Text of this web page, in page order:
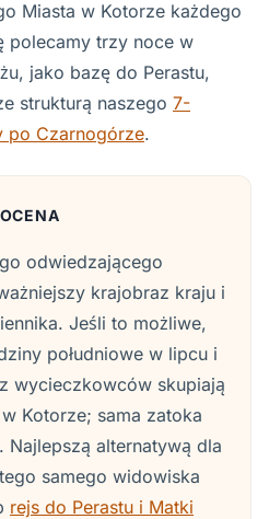
Miasta w Kotorze każdego
polecamy trzy noce w
jako bazę do Perastu,
strukturą naszego 7-
po Czarnogórze.
odwiedzającego
krajobraz kraju i
Jeśli to możliwe,
południowe w lipcu i
wycieczkowców skupiają
Kotorze; sama zatoka
Najlepszą alternatywą dla
samego widowiska
rejs do Perastu i Matki